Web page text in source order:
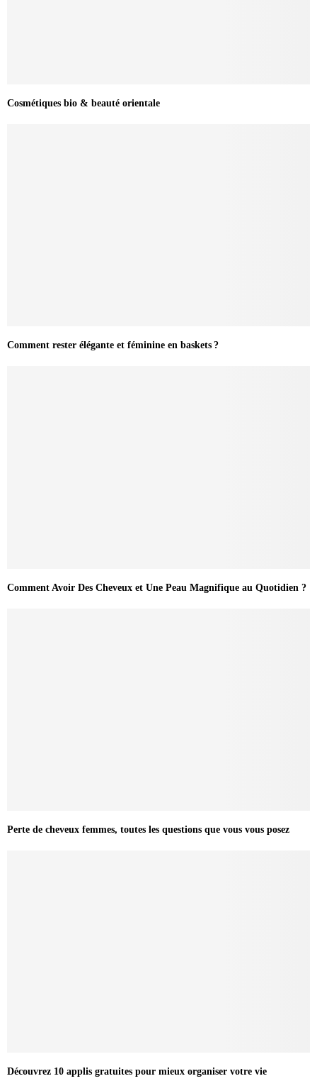
Cosmétiques bio & beauté orientale
Comment rester élégante et féminine en baskets ?
Comment Avoir Des Cheveux et Une Peau Magnifique au Quotidien ?
Perte de cheveux femmes, toutes les questions que vous vous posez
Découvrez 10 applis gratuites pour mieux organiser votre vie